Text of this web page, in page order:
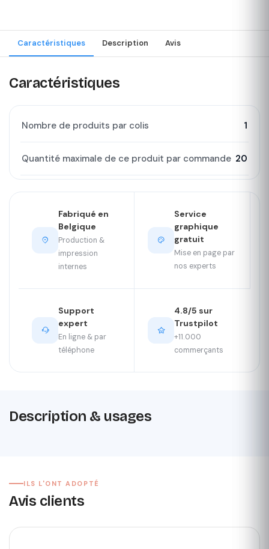
Caractéristiques Description Avis
Caractéristiques
Nombre de produits par colis 1
Quantité maximale de ce produit par commande 20
Fabriqué en
Belgique
Production &
impression
internes
Service
graphique
gratuit
Mise en page par
nos experts
Support
expert
En ligne & par
téléphone
4.8/5 sur
Trustpilot
+11.000
commerçants
Description & usages
ILS L'ONT ADOPTÉ
Avis clients